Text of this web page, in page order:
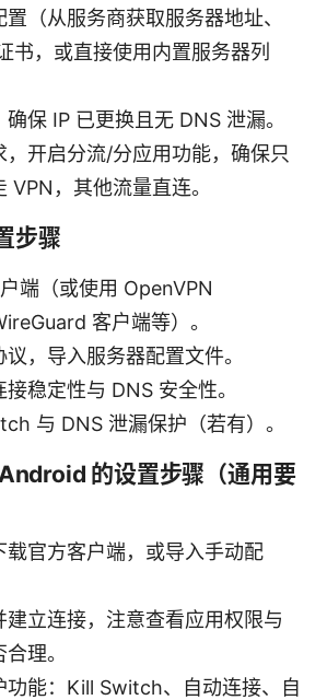
（从服务商获取服务器地址、
书，或直接使用内置服务器列
保 IP 已更换且无 DNS 泄漏。
，开启分流/分应用功能，确保只
VPN，其他流量直连。
步骤
端（或使用 OpenVPN
客户端等）。
，导入服务器配置文件。
稳定性与 DNS 安全性。
与 DNS 泄漏保护（若有）。
的设置步骤（通用要
载官方客户端，或导入手动配
建立连接，注意查看应用权限与
理。
功能：Kill Switch、自动连接、自